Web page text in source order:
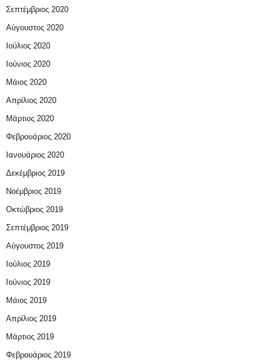
Σεπτέμβριος 2020
Αύγουστος 2020
Ιούλιος 2020
Ιούνιος 2020
Μάιος 2020
Απρίλιος 2020
Μάρτιος 2020
Φεβρουάριος 2020
Ιανουάριος 2020
Δεκέμβριος 2019
Νοέμβριος 2019
Οκτώβριος 2019
Σεπτέμβριος 2019
Αύγουστος 2019
Ιούλιος 2019
Ιούνιος 2019
Μάιος 2019
Απρίλιος 2019
Μάρτιος 2019
Φεβρουάριος 2019